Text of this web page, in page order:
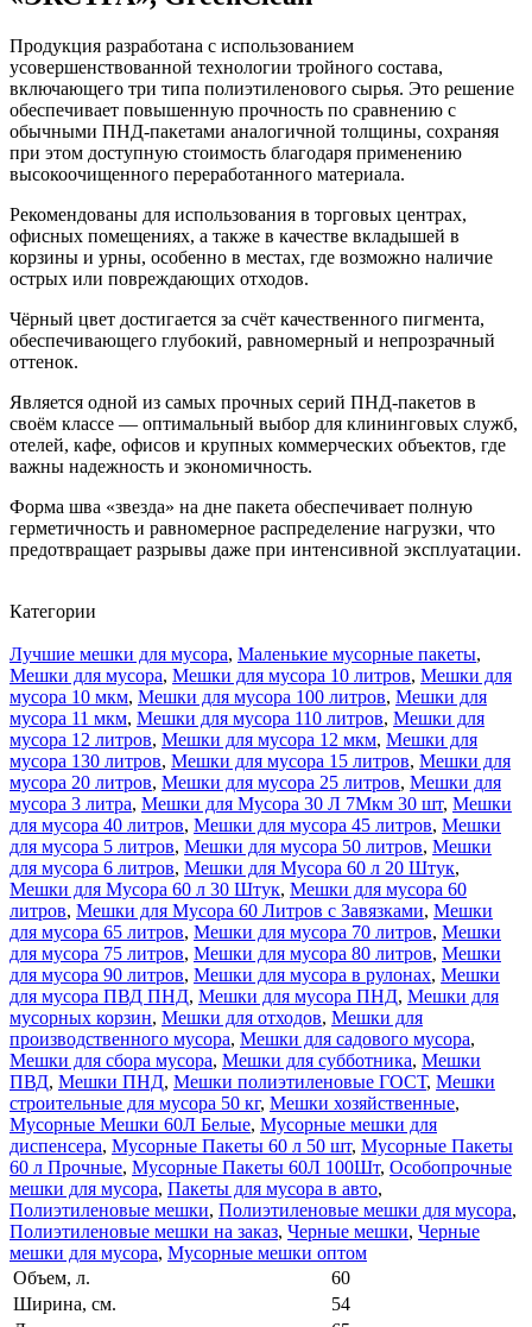
Продукция разработана с использованием
усовершенствованной технологии тройного состава,
включающего три типа полиэтиленового сырья. Это решение
обеспечивает повышенную прочность по сравнению с
обычными ПНД-пакетами аналогичной толщины, сохраняя
при этом доступную стоимость благодаря применению
высокоочищенного переработанного материала.
Рекомендованы для использования в торговых центрах,
офисных помещениях, а также в качестве вкладышей в
корзины и урны, особенно в местах, где возможно наличие
острых или повреждающих отходов.
Чёрный цвет достигается за счёт качественного пигмента,
обеспечивающего глубокий, равномерный и непрозрачный
оттенок.
Является одной из самых прочных серий ПНД-пакетов в
своём классе — оптимальный выбор для клининговых служб,
отелей, кафе, офисов и крупных коммерческих объектов, где
важны надежность и экономичность.
Форма шва «звезда» на дне пакета обеспечивает полную
герметичность и равномерное распределение нагрузки, что
предотвращает разрывы даже при интенсивной эксплуатации.
Категории
Лучшие мешки для мусора, Маленькие мусорные пакеты,
Мешки для мусора, Мешки для мусора 10 литров, Мешки для
мусора 10 мкм, Мешки для мусора 100 литров, Мешки для
мусора 11 мкм, Мешки для мусора 110 литров, Мешки для
мусора 12 литров, Мешки для мусора 12 мкм, Мешки для
мусора 130 литров, Мешки для мусора 15 литров, Мешки для
мусора 20 литров, Мешки для мусора 25 литров, Мешки для
мусора 3 литра, Мешки для Мусора 30 Л 7Мкм 30 шт, Мешки
для мусора 40 литров, Мешки для мусора 45 литров, Мешки
для мусора 5 литров, Мешки для мусора 50 литров, Мешки
для мусора 6 литров, Мешки для Мусора 60 л 20 Штук,
Мешки для Мусора 60 л 30 Штук, Мешки для мусора 60
литров, Мешки для Мусора 60 Литров с Завязками, Мешки
для мусора 65 литров, Мешки для мусора 70 литров, Мешки
для мусора 75 литров, Мешки для мусора 80 литров, Мешки
для мусора 90 литров, Мешки для мусора в рулонах, Мешки
для мусора ПВД ПНД, Мешки для мусора ПНД, Мешки для
мусорных корзин, Мешки для отходов, Мешки для
производственного мусора, Мешки для садового мусора,
Мешки для сбора мусора, Мешки для субботника, Мешки
ПВД, Мешки ПНД, Мешки полиэтиленовые ГОСТ, Мешки
строительные для мусора 50 кг, Мешки хозяйственные,
Мусорные Мешки 60Л Белые, Мусорные мешки для
диспенсера, Мусорные Пакеты 60 л 50 шт, Мусорные Пакеты
60 л Прочные, Мусорные Пакеты 60Л 100Шт, Особопрочные
мешки для мусора, Пакеты для мусора в авто,
Полиэтиленовые мешки, Полиэтиленовые мешки для мусора,
Полиэтиленовые мешки на заказ, Черные мешки, Черные
мешки для мусора, Мусорные мешки оптом
Объем, л.
60
Ширина, см.
54